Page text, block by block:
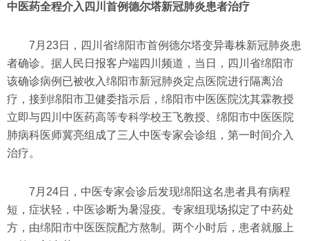
中医药全程介入四川首例德尔塔新冠肺炎患者治疗
7月23日，四川省绵阳市首例德尔塔变异毒株新冠肺炎患
者确诊。据人民日报客户端四川频道，当日，四川省绵阳市
该确诊病例已被收入绵阳市新冠肺炎定点医院进行隔离治
疗，接到绵阳市卫健委指示后，绵阳市中医医院沈其霖教授
立即与四川中医药高等专科学校王飞教授、绵阳市中医医院
肺病科医师冀亮组成了三人中医专家会诊组，第一时间介入
治疗。
7月24日，中医专家会诊后发现绵阳这名患者具有病程
短，症状轻，中医诊断为暑湿疫。专家组现场拟定了中药处
方，由绵阳市中医医院配方熬制。两个小时后，患者就服上